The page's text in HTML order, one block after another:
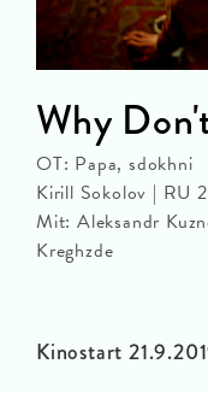
Kinostart
Why
OT: Papa, sdokhni
Kirill Sokolov | RU
Mit: Aleksandr
Kreghzde